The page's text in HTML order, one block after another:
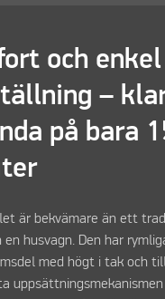
och enkel
–
på bara
let är bekvämare än ett
en husvagn. Den har
med högt i tak och